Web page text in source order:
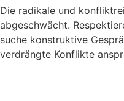
Die radikale und
abgeschwächt.
suche konstruktive
verdrängte Konflikte